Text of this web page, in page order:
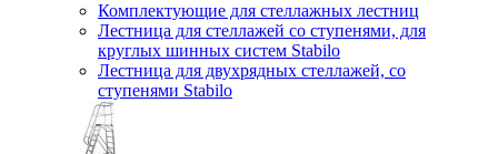
Комплектующие для стеллажных лестниц
Лестница для стеллажей со ступенями, для
круглых шинных систем Stabilo
Лестница для двухрядных стеллажей, со
ступенями Stabilo